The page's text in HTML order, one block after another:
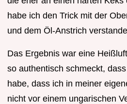
habe ich den Trick mit der
und dem Öl-Anstrich
Das Ergebnis war eine
so authentisch schmeckt,
habe, dass ich in meiner
nicht vor einem ungarischen